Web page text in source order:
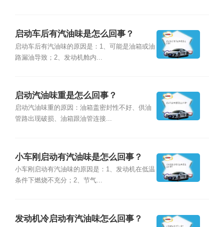
启动车后有汽油味是怎么回事？
启动车后有汽油味的原因是：1、可能是油箱或油
路漏油导致；2、发动机舱内...
启动汽油味重是怎么回事？
启动汽油味重的原因：油箱盖密封性不好、供油
管路出现破损、油箱跟油管连接...
小车刚启动有汽油味是怎么回事？
小车刚启动有汽油味的原因是：1、发动机在低温
条件下燃烧不充分；2、节气...
发动机冷启动有汽油味怎么回事？